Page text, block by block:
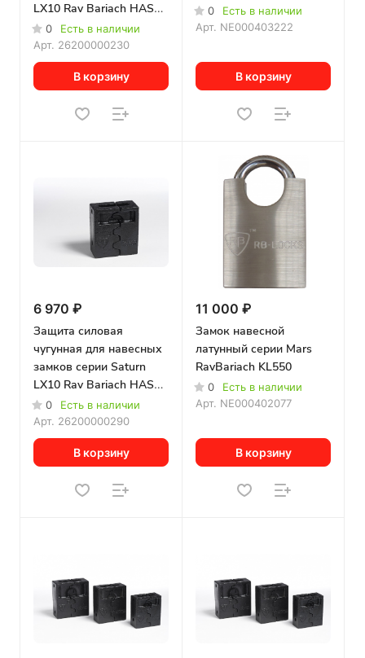
LX10 Rav Bariach HASP
K-10
0
Есть в наличии
Арт. 26200000230
В корзину
0
Есть в наличии
Арт. NE000403222
В корзину
6 970 ₽
Защита силовая
чугунная для навесных
замков серии Saturn
LX10 Rav Bariach HASP
K-10
0
Есть в наличии
Арт. 26200000290
В корзину
11 000 ₽
Замок навесной
латунный серии Mars
RavBariach KL550
0
Есть в наличии
Арт. NE000402077
В корзину